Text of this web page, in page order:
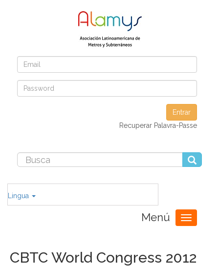
Entrar
Recuperar Palavra-Passe
Lingua
Menú
Toggle
navigation
CBTC World Congress 2012